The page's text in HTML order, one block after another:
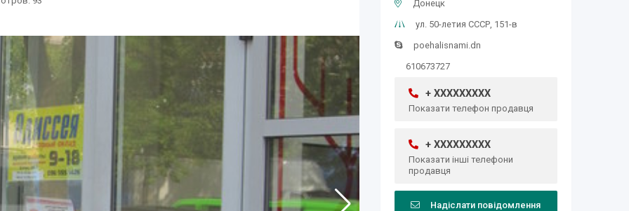
Донецк
ул. 50-летия СССР, 151-в
poehalisnami.dn
610673727
+ XXXXXXXXX
Показати телефон продавця
+ XXXXXXXXX
Показати інші телефони
продавця
Надіслати повідомлення